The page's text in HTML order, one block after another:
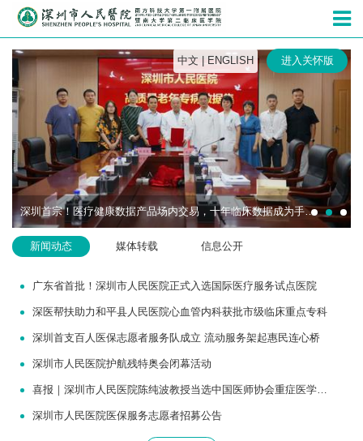
深圳市人民
中文 ENGLISH 进入关怀版
深圳首宗！医疗健康数据产品场内交易，十年临床数据成为手术机器人研发“燃料”
新闻动态 媒体转载 信息公开
广东省首批！深圳市人民医院正式入选国际医疗服务试点医院
深医帮扶助力和平县人民医院心血管内科获批市级临床重点专科
深圳首支百人医保志愿者服务队成立 流动服务架起惠民连心桥
深圳市人民医院护航残特奥会闭幕活动
喜报｜深圳市人民医院陈纯波教授当选中国医师协会重症医学医师分会常务委员
深圳市人民医院医保服务志愿者招募公告